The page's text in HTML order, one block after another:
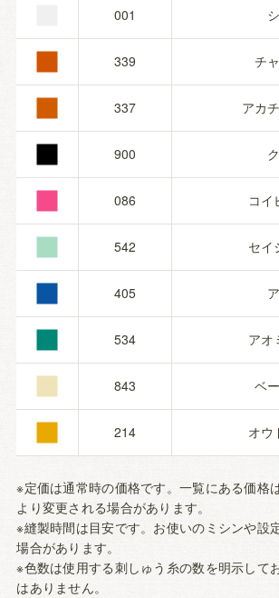
001
■ 339 チ
■ 337 アカ
■ 900
■ 086 コイ
■ 542 セイ
■ 405
■ 534 アオ
■ 843 ベ
■ 214 オウ
※定価は通常時の価格です。一覧にある価格
より変更される場合があります。
※縫製時間は目安です。お使いのミシンや設
場合があります。
※色数は使用する刺しゅう糸の数を明示して
はありません。